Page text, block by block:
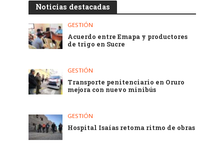
Noticias destacadas
GESTIÓN
Acuerdo entre Emapa y productores
de trigo en Sucre
GESTIÓN
Transporte penitenciario en Oruro
mejora con nuevo minibús
GESTIÓN
Hospital Isaías retoma ritmo de obras